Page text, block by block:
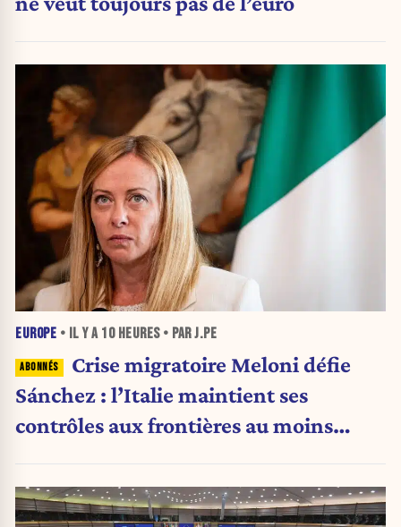
EUROPE • IL Y A 10 HEURES• PAR J.PE
Crise migratoire Meloni défie
Sánchez : l’Italie maintient ses
contrôles aux frontières au moins